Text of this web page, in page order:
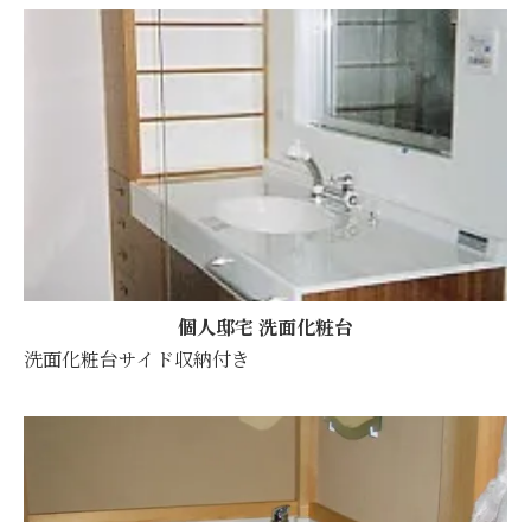
個人邸宅 洗面化粧台
洗面化粧台サイド収納付き